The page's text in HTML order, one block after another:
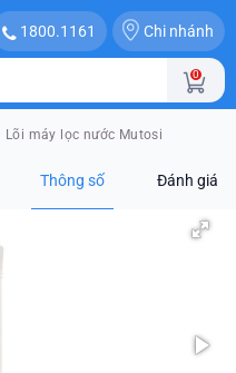
1800.1161 Chi nhánh
0
Lõi máy lọc nước Mutosi
Thông số Đánh giá